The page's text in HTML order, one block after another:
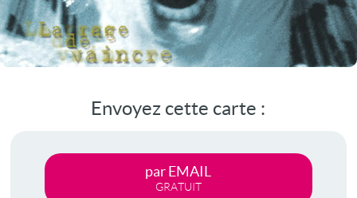
Envoyez cette carte :
par EMAIL
GRATUIT